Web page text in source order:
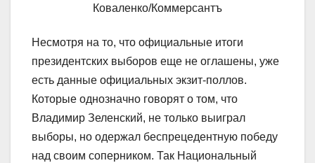
Коваленко/Коммерсантъ
Несмотря на то, что официальные итоги
президентских выборов еще не оглашены, уже
есть данные официальных экзит-поллов.
Которые однозначно говорят о том, что
Владимир Зеленский, не только выиграл
выборы, но одержал беспрецедентную победу
над своим соперником. Так Национальный